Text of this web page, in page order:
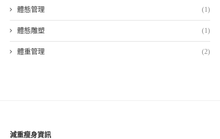
體態管理 (1)
體態雕塑 (1)
體重管理 (2)
減重瘦身資訊